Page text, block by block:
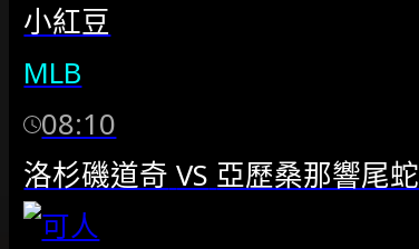
小紅豆
MLB
08:10
洛杉磯道奇 VS 亞歷桑那響尾蛇